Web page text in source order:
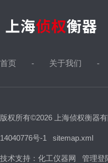
首页 关于我们
版权所有©2026 上海侦权衡器
14040776号-1 sitemap.xml
技术支持： 化工仪器网 管理登